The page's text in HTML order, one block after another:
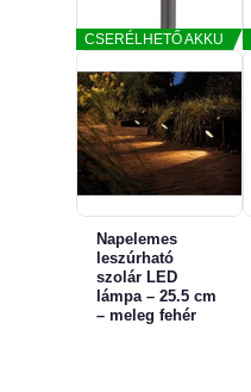
CSERÉLHETŐ AKKU
Napelemes
leszúrható
szolár LED
lámpa – 25.5 cm
– meleg fehér